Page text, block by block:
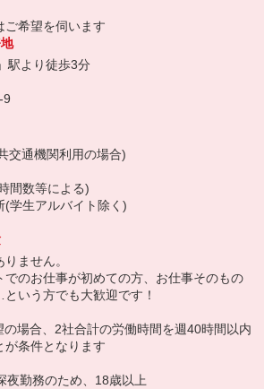
ご希望を伺います
駅より徒歩3分
9
交通機関利用の場合)
間数等による)
(学生アルバイト除く)
ません。
でのお仕事が初めての方、お仕事そのもの
いう方でも大歓迎です！
場合、2社合計の労働時間を週40時間以内
が条件となります
夜勤務のため、18歳以上